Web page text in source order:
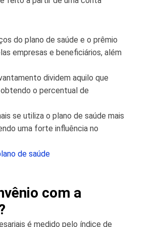
do plano de saúde e o prêmio
empresas e beneficiários, além
dividem aquilo que
o percentual de
se utiliza o plano de saúde mais
uma forte influência no
de saúde
com a
é medido pelo índice de